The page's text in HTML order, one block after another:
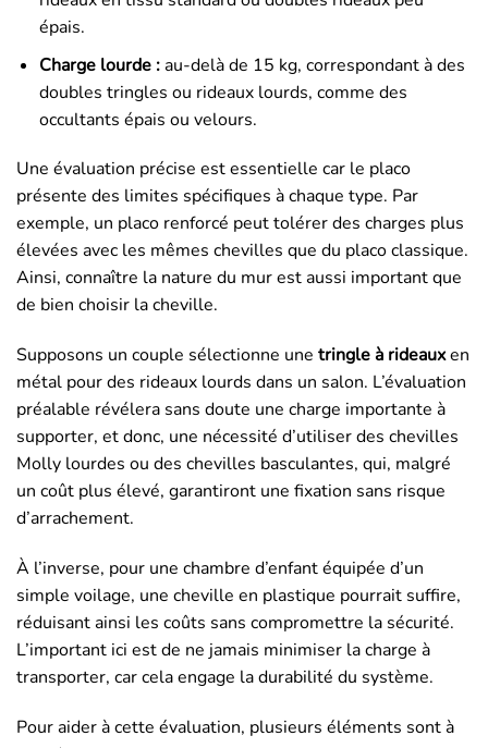
épais.
Charge lourde :au-delà de 15 kg, correspondant à des
doubles tringles ou rideaux lourds, comme des
occultants épais ou velours.
Une évaluation précise est essentielle car le placo
présente des limites spécifiques à chaque type. Par
exemple, un placo renforcé peut tolérer des charges plus
élevées avec les mêmes chevilles que du placo classique.
Ainsi, connaître la nature du mur est aussi important que
de bien choisir la cheville.
Supposons un couple sélectionne une tringle à rideauxen
métal pour des rideaux lourds dans un salon. L’évaluation
préalable révélera sans doute une charge importante à
supporter, et donc, une nécessité d’utiliser des chevilles
Molly lourdes ou des chevilles basculantes, qui, malgré
un coût plus élevé, garantiront une fixation sans risque
d’arrachement.
À l’inverse, pour une chambre d’enfant équipée d’un
simple voilage, une cheville en plastique pourrait suffire,
réduisant ainsi les coûts sans compromettre la sécurité.
L’important ici est de ne jamais minimiser la charge à
transporter, car cela engage la durabilité du système.
Pour aider à cette évaluation, plusieurs éléments sont à